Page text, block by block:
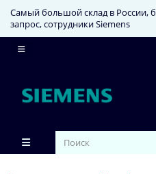
Самый большой склад в России,
запрос, сотрудники Siemens